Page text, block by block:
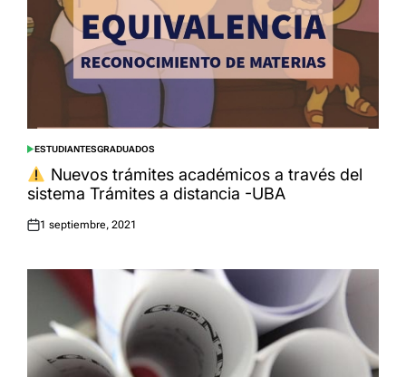
POSTED
IN
ESTUDIANTESGRADUADOS
Nuevos trámites académicos a través del
sistema Trámites a distancia -UBA
Posted
1 septiembre, 2021